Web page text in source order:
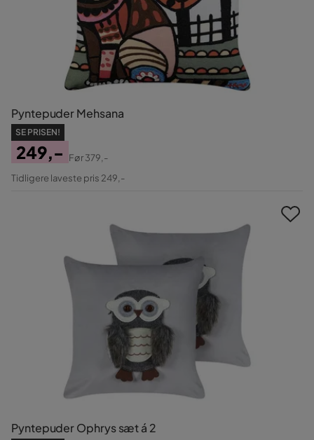
Pyntepuder Mehsana
SE PRISEN!
Pris
249,-
Original
Før379,-
Tidligere laveste pris 249,-
Pyntepuder Ophrys sæt á 2